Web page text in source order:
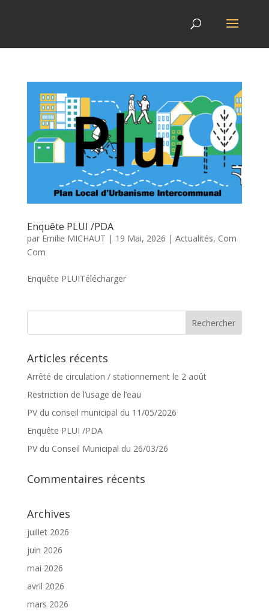
Enquête PLUI /PDA
par Emilie MICHAUT | 19 Mai, 2026 | Actualités, Com
Com
Enquête PLUITélécharger
Articles récents
Arrêté de circulation / stationnement le 2 août
Restriction de l’usage de l’eau
PV du conseil municipal du 11/05/2026
Enquête PLUI /PDA
PV du Conseil Municipal du 26/03/26
Commentaires récents
Archives
juillet 2026
juin 2026
mai 2026
avril 2026
mars 2026